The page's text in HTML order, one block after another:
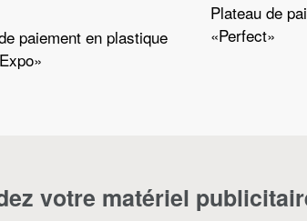
Lire La Suite
paiement en plastique
Plateau de
«Perfect»
votre matériel